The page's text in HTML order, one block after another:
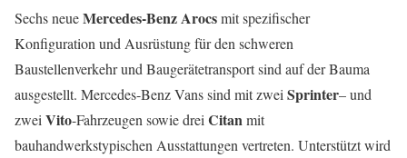
Sechs neueMercedes-Benz Arocsmit spezifischer
Konfiguration und Ausrüstung für den schweren
Baustellenverkehr und Baugerätetransport sind auf der Bauma
ausgestellt. Mercedes-Benz Vans sind mit zwei Sprinter– und
zwei Vito-Fahrzeugen sowie drei Citan mit
bauhandwerkstypischen Ausstattungen vertreten. Unterstützt wird